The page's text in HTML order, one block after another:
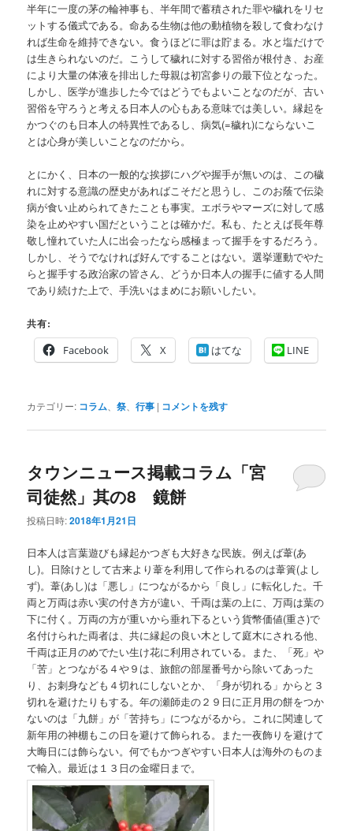
半年に一度の茅の輪神事も、半年間で蓄積された罪や穢れをリセ
ットする儀式である。命ある生物は他の動植物を殺して食わなけ
れば生命を維持できない。食うほどに罪は貯まる。水と塩だけで
は生きられないのだ。こうして穢れに対する習俗が根付き、お産
により大量の体液を排出した母親は初宮参りの最下位となった。
しかし、医学が進歩した今ではどうでもよいことなのだが、古い
習俗を守ろうと考える日本人の心もある意味では美しい。縁起を
かつぐのも日本人の特異性であるし、病気(=穢れ)にならないこ
とは心身が美しいことなのだから。
とにかく、日本の一般的な挨拶にハグや握手が無いのは、この穢
れに対する意識の歴史があればこそだと思うし、このお蔭で伝染
病が食い止められてきたことも事実。エボラやマーズに対して感
染を止めやすい国だということは確かだ。私も、たとえば長年尊
敬し憧れていた人に出会ったなら感極まって握手をするだろう。
しかし、そうでなければ好んですることはない。選挙運動でやた
らと握手する政治家の皆さん、どうか日本人の握手に値する人間
であり続けた上で、手洗いはまめにお願いしたい。
共有:
Facebook
X はてな LINE
カテゴリー: コラム 、祭 、行事 | コメントを残す
タウンニュース掲載コラム「宮
司徒然」其の8 鏡餅
投稿日時:2018年1月21日
日本人は言葉遊びも縁起かつぎも大好きな民族。例えば葦(あ
し)。日除けとして古来より葦を利用して作られるのは葦簀(よし
ず)。葦(あし)は「悪し」につながるから「良し」に転化した。千
両と万両は赤い実の付き方が違い、千両は葉の上に、万両は葉の
下に付く。万両の方が重いから垂れ下るという貨幣価値(重さ)で
名付けられた両者は、共に縁起の良い木として庭木にされる他、
千両は正月のめでたい生け花に利用されている。また、「死」や
「苦」とつながる４や９は、旅館の部屋番号から除いてあった
り、お刺身なども４切れにしないとか、「身が切れる」からと３
切れを避けたりもする。年の瀬師走の２９日に正月用の餅をつか
ないのは「九餅」が「苦持ち」につながるから。これに関連して
新年用の神棚もこの日を避けて飾られる。また一夜飾りを避けて
大晦日には飾らない。何でもかつぎやすい日本人は海外のものま
で輸入。最近は１３日の金曜日まで。